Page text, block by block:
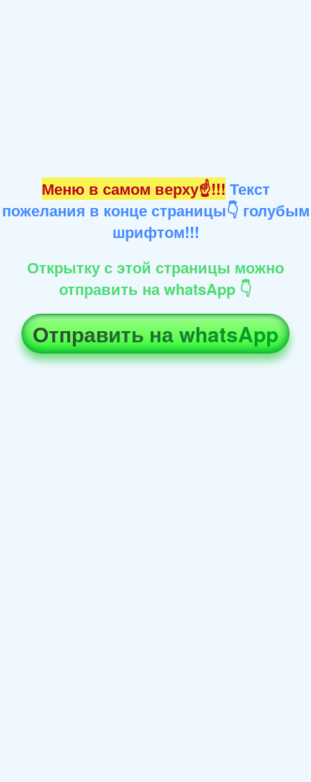
Меню в самом верху☝!!! Текст
пожелания в конце страницы👇 голубым
шрифтом!!!
Открытку с этой страницы можно
отправить на whatsApp 👇
Отправить на whatsApp